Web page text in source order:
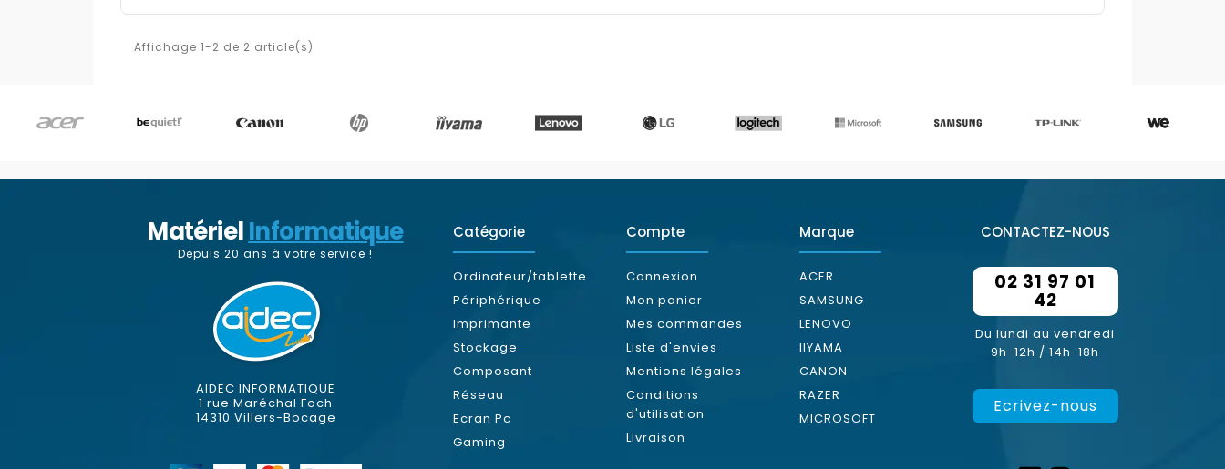
Affichage 1-2 de 2 article(s)
MatérielInformatique
Depuis 20 ans à votre service !
AIDEC INFORMATIQUE
1 rue Maréchal Foch
14310 Villers-Bocage
Catégorie
Ordinateur/tablette
Périphérique
Imprimante
Stockage
Composant
Réseau
Ecran Pc
Gaming
Compte
Connexion
Mon panier
Mes commandes
Liste d'envies
Mentions légales
Conditions
d'utilisation
Livraison
Marque
ACER
SAMSUNG
LENOVO
IIYAMA
CANON
RAZER
MICROSOFT
CONTACTEZ-NOUS
02 31 97 01
42
Du lundi au vendredi
9h-12h / 14h-18h
Ecrivez-nous